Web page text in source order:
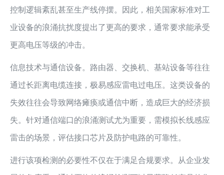
控制逻辑紊乱甚至生产线停摆。因此，相关国家标准对工
业设备的浪涌抗扰度提出了更高的要求，通常要求能承受
更高电压等级的冲击。
信息技术与通信设备。路由器、交换机、基站设备等往往
通过长距离电缆连接，极易感应雷电过电压。这类设备的
失效往往会导致网络瘫痪或通信中断，造成巨大的经济损
失。针对通信端口的浪涌测试尤为重要，需模拟长线感应
雷击的场景，评估接口芯片及防护电路的可靠性。
进行该项检测的必要性不仅在于满足合规要求。从企业发